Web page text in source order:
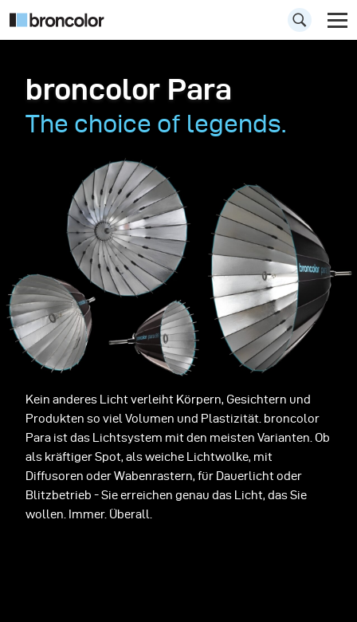
broncolor Para
The choice of legends.
Kein anderes Licht verleiht Körpern, Gesichtern und
Produkten so viel Volumen und Plastizität. broncolor
Para ist das Lichtsystem mit den meisten Varianten. Ob
als kräftiger Spot, als weiche Lichtwolke, mit
Diffusoren oder Wabenrastern, für Dauerlicht oder
Blitzbetrieb - Sie erreichen genau das Licht, das Sie
wollen. Immer. Überall.